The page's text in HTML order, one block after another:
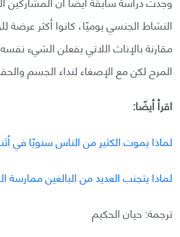
النشاط الجنسي يوميًا، كانوا أكثر عرضة
مقارنة بالإناث اللاتي يفعلن الشيء
المرح لكن مع الإصغاء لنداء الجسم
اقرأ أيضًا:
لماذا يموت الكثير من الناس سنويًا في
لماذا يتجنب العديد من البالغين ممارسة
ترجمة: حيان الحكيم